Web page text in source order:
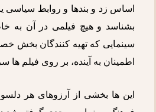
اساس زد و بندها و روابط سیاسی
بشناسد و هیچ فیلمی در آن به
سینمایی که تهیه کنندگان بخش
اطمینان به آینده، بر روی فیلم ها
این ها بخشی از آرزوهای هر